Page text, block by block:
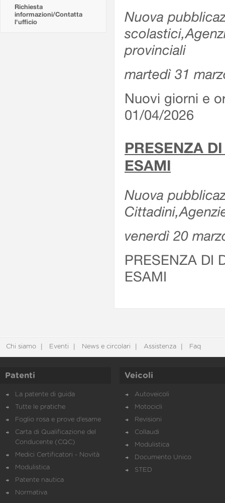
Richiesta
informazioni/Contatta
l'ufficio
Nuova
provinciali
martedì 31
Nuovi giorni e
01/04/2026
PRESENZA
ESAMI
Nuova
venerdì 20
PRESENZA DI
ESAMI
Chi siamo Eventi News e circolari Assistenza Faq
Patenti
La patente di guida
Tutte le pratiche
Foglio rosa e prove d’esame
Carta di Qualificazione del
Conducente (CQC)
Medici Certificatori - Novità
Modulistica
Patente nautica
Normativa
Veicoli
Autoveicoli
Motocicli
Revisioni
Collaudi
Modulistica
Documento Unico
STED